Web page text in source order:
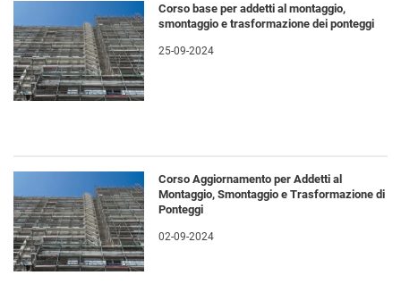
Corso base per addetti al montaggio,
smontaggio e trasformazione dei ponteggi
25-09-2024
Corso Aggiornamento per Addetti al
Montaggio, Smontaggio e Trasformazione di
Ponteggi
02-09-2024